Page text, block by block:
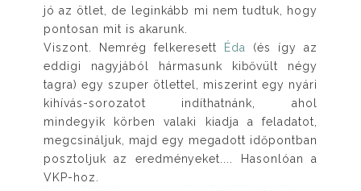
jó az ötlet, de leginkább mi nem tudtuk, hogy
pontosan mit is akarunk.
Viszont. Nemrég felkeresett
Éda (és így az
eddigi nagyjából hármasunk kibővült négy
tagra) egy szuper ötlettel, miszerint egy nyári
kihívás-sorozatot indíthatnánk, ahol
mindegyik körben valaki kiadja a feladatot,
megcsináljuk, majd egy megadott időpontban
posztoljuk az eredményeket.... Hasonlóan a
VKP-hoz.